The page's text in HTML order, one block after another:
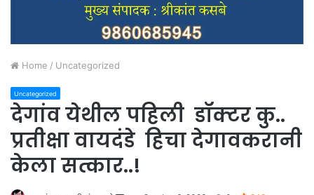
Home / Uncategorized
Uncategorized
देगांव येथील पहिली डॉक्टर कु..
प्रतीक्षा वायदंडे हिचा देगावकरानी
केला सत्कार..!